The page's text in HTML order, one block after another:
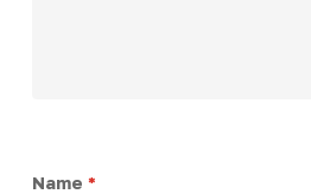
Name *